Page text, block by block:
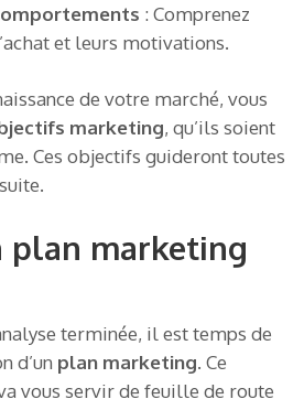
: Comprenez
et leurs motivations.
de votre marché, vous
marketing, qu’ils soient
Ces objectifs guideront toutes
plan marketing
terminée, il est temps de
d’un plan marketing. Ce
vous servir de feuille de route